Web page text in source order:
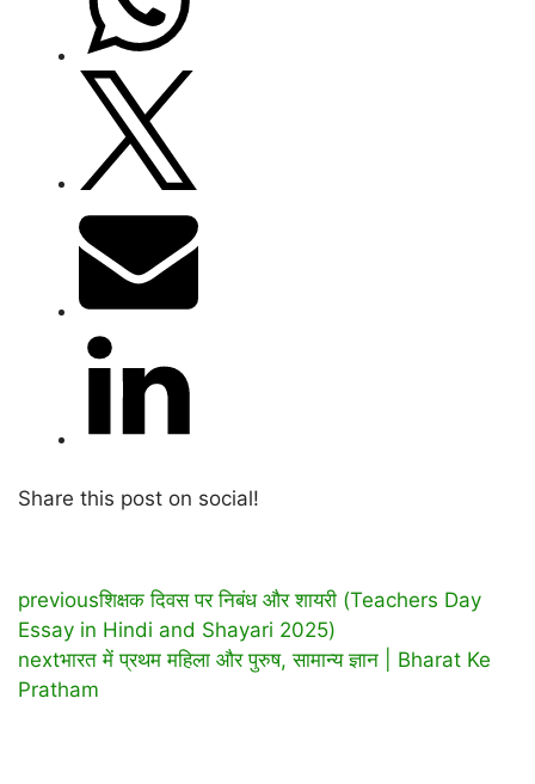
Share this post on social!
previousशिक्षक दिवस पर निबंध और शायरी (Teachers Day
Essay in Hindi and Shayari 2025)
nextभारत में प्रथम महिला और पुरुष, सामान्य ज्ञान | Bharat Ke
Pratham